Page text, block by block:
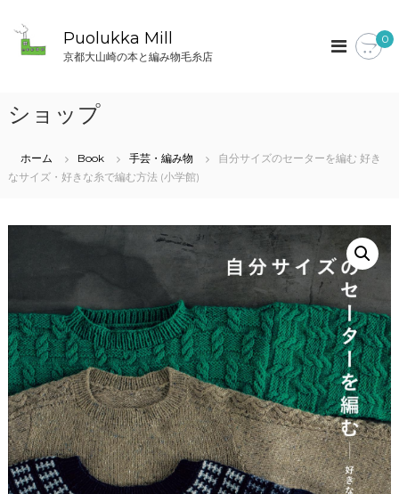
プ
Puolukka Mill
京都大山崎の本と編み物毛糸店
0
ショップ
ホーム Book 手芸・編み物
自分サイズのセーターを編む 好き
なサイズ・好きな糸で編む方法 (小学館)